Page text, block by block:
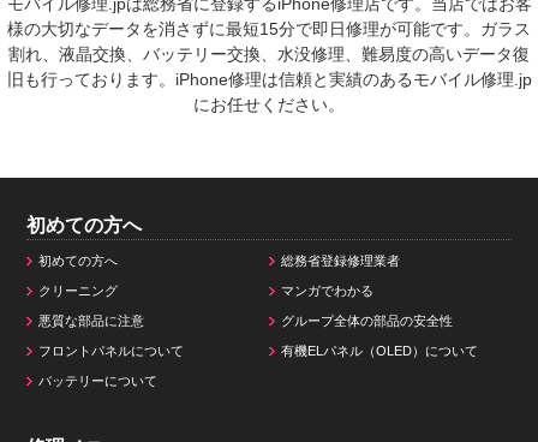
モバイル修理.jpは総務省に登録するiPhone修理店です。当店ではお客
様の大切なデータを消さずに最短15分で即日修理が可能です。ガラス
割れ、液晶交換、バッテリー交換、水没修理、難易度の高いデータ復
旧も行っております。iPhone修理は信頼と実績のあるモバイル修理.jp
にお任せください。
初めての方へ
初めての方へ 総務省登録修理業者
クリーニング マンガでわかる
悪質な部品に注意 グループ全体の部品の安全性
フロントパネルについて 有機ELパネル（OLED）について
バッテリーについて